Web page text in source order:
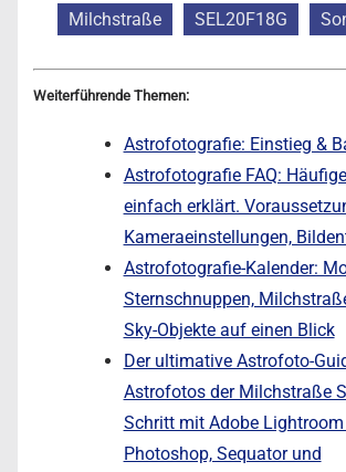
Milchstraße SEL20F18G
Weiterführende Themen:
Astrofotografie: Einstieg &
Astrofotografie FAQ:
einfach erklärt.
Kameraeinstellungen,
Astrofotografie-Kalender:
Sternschnuppen,
Sky-Objekte auf einen Blick
Der ultimative Astrofoto-
Astrofotos der Milchstraße
Schritt mit Adobe Lightroom
Photoshop, Sequator und